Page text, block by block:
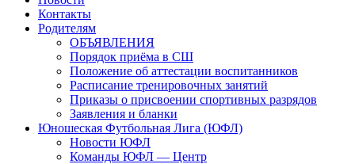
Контакты
Родителям
ОБЪЯВЛЕНИЯ
Порядок приёма в СШ
Положение об аттестации воспитанников
Расписание тренировочных занятий
Приказы о присвоении спортивных разрядов
Заявления и бланки
Юношеская Футбольная Лига (ЮФЛ)
Новости ЮФЛ
Команды ЮФЛ — Центр